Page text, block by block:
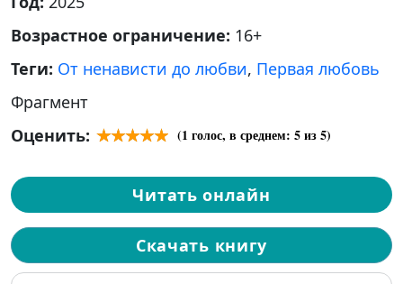
Возрастное ограничение: 16+
Теги: От ненависти до любви, Первая любовь
Фрагмент
Оценить:
(1 голос, в среднем: 5из 5)
Читать онлайн
Скачать книгу